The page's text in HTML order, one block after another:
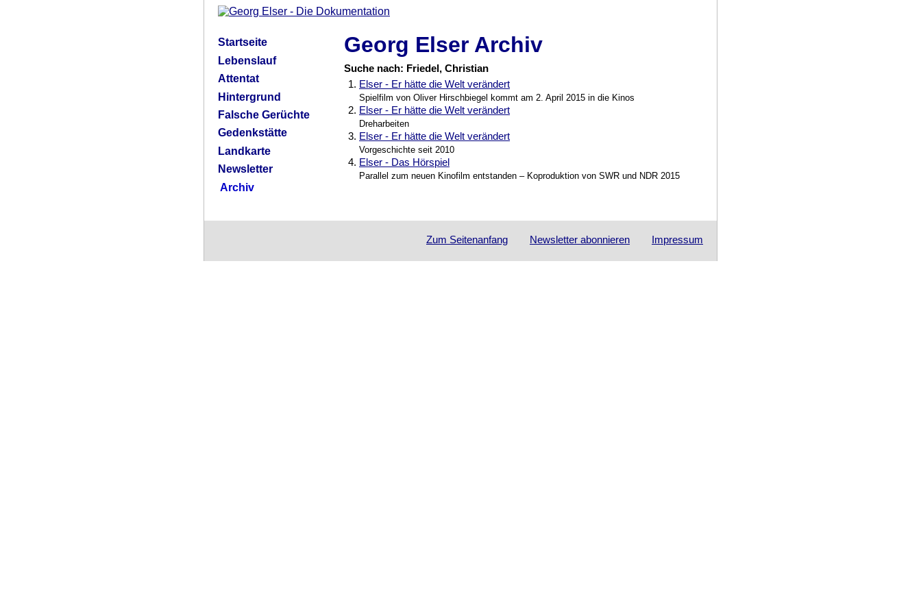
Startseite
Lebenslauf
Attentat
Hintergrund
Falsche Gerüchte
Gedenkstätte
Landkarte
Newsletter
Archiv
Georg Elser Archiv
Suche nach: Friedel, Christian
1. Elser - Er hätte die Welt verändert
Spielfilm von Oliver Hirschbiegel kommt am 2. April 2015 in die Kinos
2. Elser - Er hätte die Welt verändert
Dreharbeiten
3. Elser - Er hätte die Welt verändert
Vorgeschichte seit 2010
4. Elser - Das Hörspiel
Parallel zum neuen Kinofilm entstanden – Koproduktion von SWR und NDR 2015
Zum Seitenanfang Newsletter abonnieren Impressum